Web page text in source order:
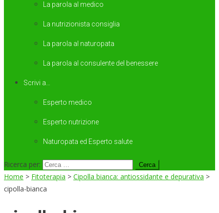
La parola al medico
La nutrizionista consiglia
La parola al naturopata
La parola al consulente del benessere
Scrivi a…
Esperto medico
Esperto nutrizione
Naturopata ed Esperto salute
Ricerca per:
Home > Fitoterapia > Cipolla bianca: antiossidante e depurativa >
cipolla-bianca